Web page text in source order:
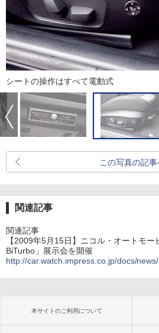
シートの操作はすべて電動式
この写真の記事
関連記事
関連記事
【2009年5月15日】ニコル・オートモー
BiTurbo」展示会を開催
http://car.watch.impress.co.jp/docs/
本サイトのご利用について